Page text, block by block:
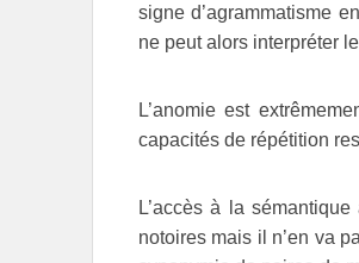
signe d’agrammatisme
ne peut alors interpréter
L’anomie est
capacités de répétition
L’accès à la
notoires mais il n’en va